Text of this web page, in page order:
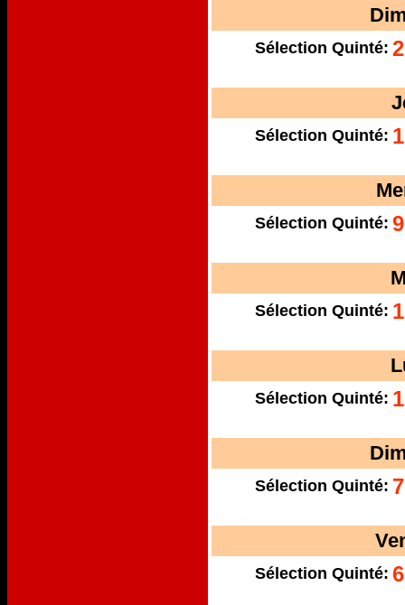
Sélection Quinté:
Sélection Quinté:
Sélection Quinté:
Sélection Quinté:
Sélection Quinté:
Sélection Quinté:
Sélection Quinté: